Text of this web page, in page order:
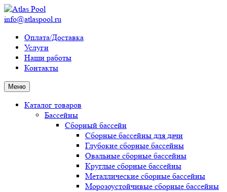
info@atlaspool.ru
Оплата/Доставка
Услуги
Наши работы
Контакты
Меню
Каталог товаров
Бассейны
Сборный бассейн
Сборные бассейны для дачи
Глубокие сборные бассейны
Овальные сборные бассейны
Круглые сборные бассейны
Металлические сборные бассейны
Морозоустойчивые сборные бассейны